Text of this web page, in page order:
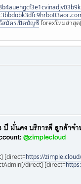
สมัครเปิดบัญชีforexใหม่ล่าสุ
[direct=https://
direct] [direct=